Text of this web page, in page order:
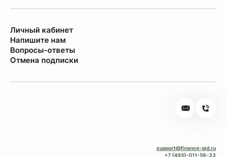
Личный кабинет
Напишите нам
Вопросы-ответы
Отмена подписки
support@finance-gid.ru
+7 (495)-011-58-33